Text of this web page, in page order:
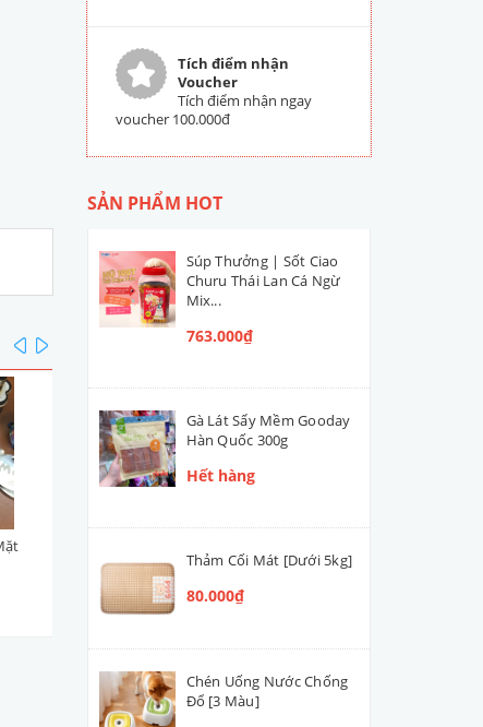
Tích điểm nhận
Voucher
Tích điểm nhận ngay
voucher 100.000đ
Tim Viền Bạc]
150.000₫
prev
SẢN PHẨM HOT
Súp Thưởng | Sốt Ciao
Churu Thái Lan Cá Ngừ
Mix...
763.000₫
Gà Lát Sấy Mềm Gooday
Hàn Quốc 300g
Hết hàng
Thảm Cối Mát [Dưới 5kg]
80.000₫
Chén Uống Nước Chống
Đổ [3 Màu]